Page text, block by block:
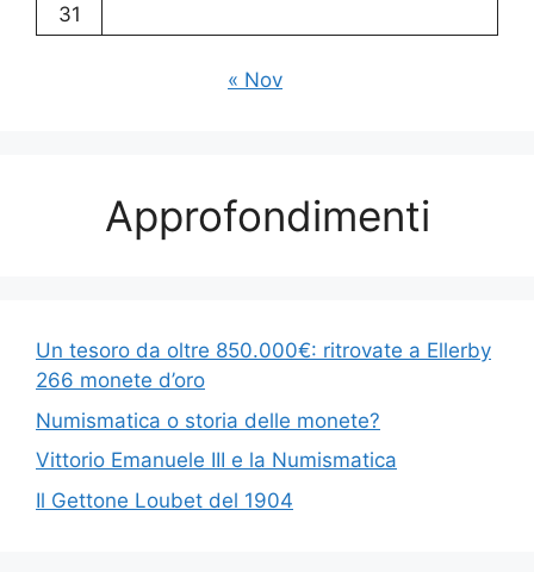
31
« Nov
Approfondimenti
Un tesoro da oltre 850.000€: ritrovate a Ellerby
266 monete d’oro
Numismatica o storia delle monete?
Vittorio Emanuele III e la Numismatica
Il Gettone Loubet del 1904